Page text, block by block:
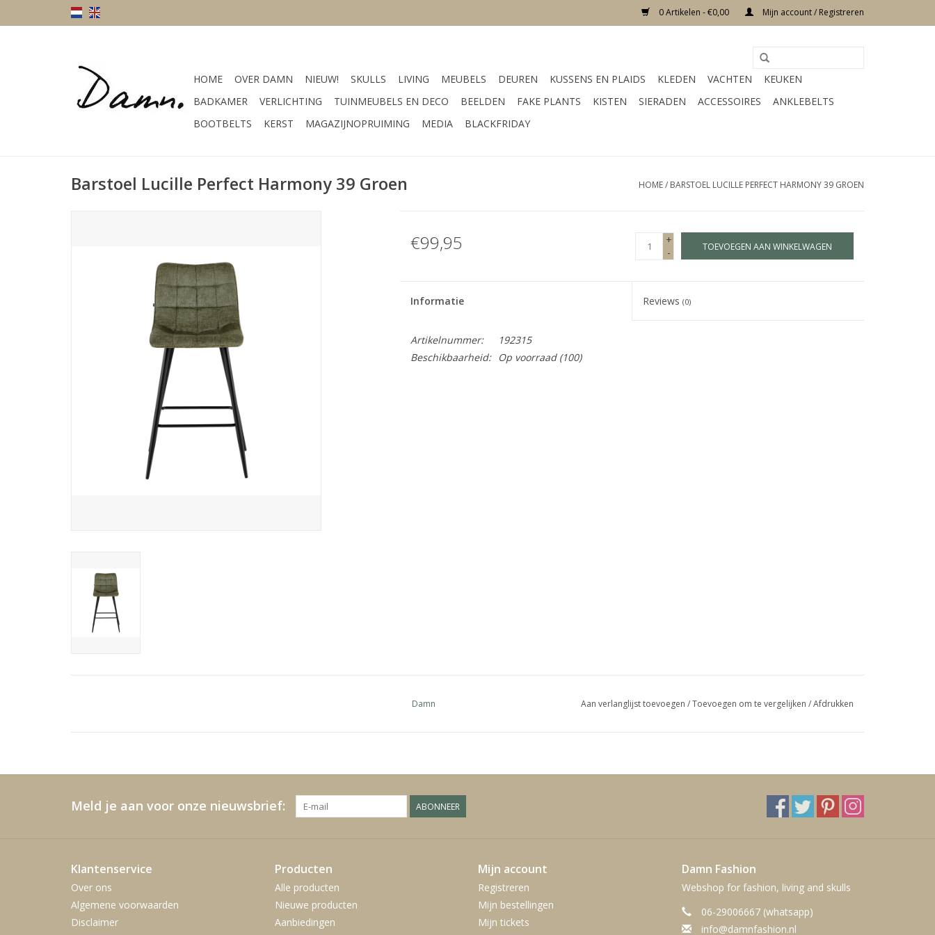
0 Artikelen - €0,00 Mijn account / Registreren
HOME OVER DAMN NIEUW! SKULLS LIVING MEUBELS DEUREN KUSSENS EN PLAIDS KLEDEN VACHTEN
KEUKEN
BADKAMER
VERLICHTING TUINMEUBELS EN DECO BEELDEN FAKE PLANTS KISTEN SIERADEN ACCESSOIRES
ANKLEBELTS
BOOTBELTS
KERST MAGAZIJNOPRUIMING MEDIA BLACKFRIDAY
Barstoel Lucille Perfect Harmony 39 Groen HOME/ BARSTOEL LUCILLE PERFECT HARMONY 39 GROEN
€99,95
+
-
TOEVOEGEN AAN WINKELWAGEN
Informatie Reviews(0)
Artikelnummer:
192315
Beschikbaarheid:
Op voorraad(100)
Damn Aan verlanglijst toevoegen /Toevoegen om te vergelijken /Afdrukken
Meld je aan voor onze nieuwsbrief: ABONNEER
Klantenservice
Over ons
Algemene voorwaarden
Disclaimer
Producten
Alle producten
Nieuwe producten
Aanbiedingen
Mijn account
Registreren
Mijn bestellingen
Mijn tickets
Damn Fashion
Webshop for fashion, living and skulls
06-29006667 (whatsapp)
info@damnfashion.nl